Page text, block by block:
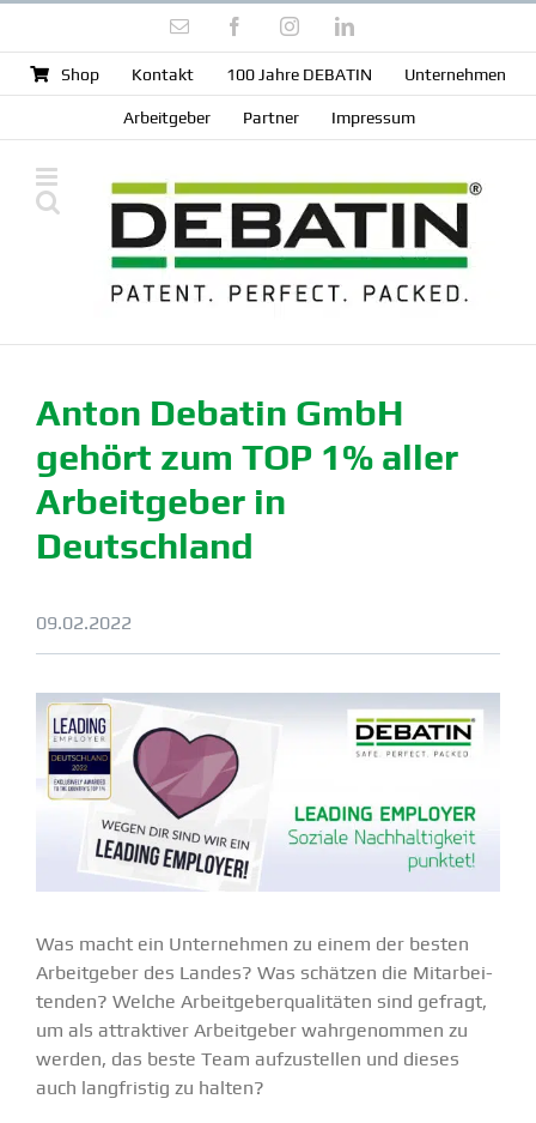
springen
E-
FacebookInstagramLinkedIn
Shop Kontakt 100 Jahre DEBATIN Unter­nehmen
Arbeit­geber Partner Impressum
Anton Debatin GmbH
gehört zum TOP 1% aller
Arbeit­geber in
Deutschland
09.02.2022
Was macht ein Unter­nehmen zu einem der besten
Arbeit­geber des Landes? Was schätzen die Mitar­bei­
tenden? Welche Arbeit­ge­ber­qua­li­täten sind gefragt,
um als attrak­tiver Arbeit­geber wahrge­nommen zu
werden, das beste Team aufzu­stellen und dieses
auch langfristig zu halten?